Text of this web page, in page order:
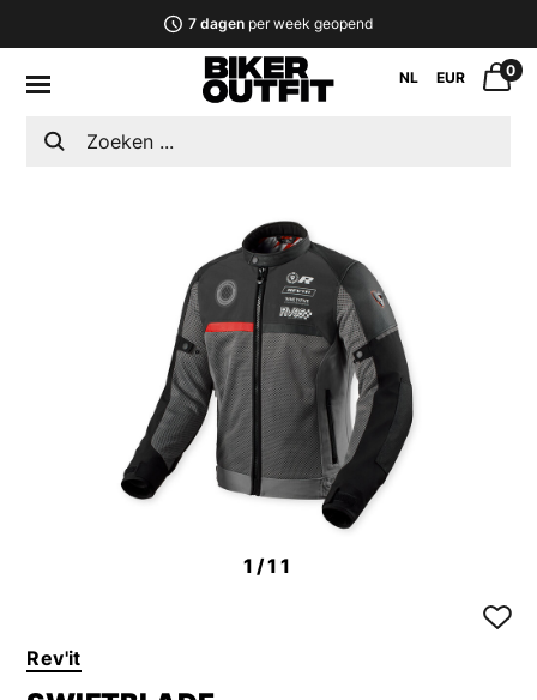
7 dagenper week geopend
NL EUR 0
1 /11
Rev'it